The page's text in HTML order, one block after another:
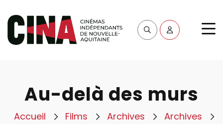
Au-delà des murs
Accueil Films Archives
Archives